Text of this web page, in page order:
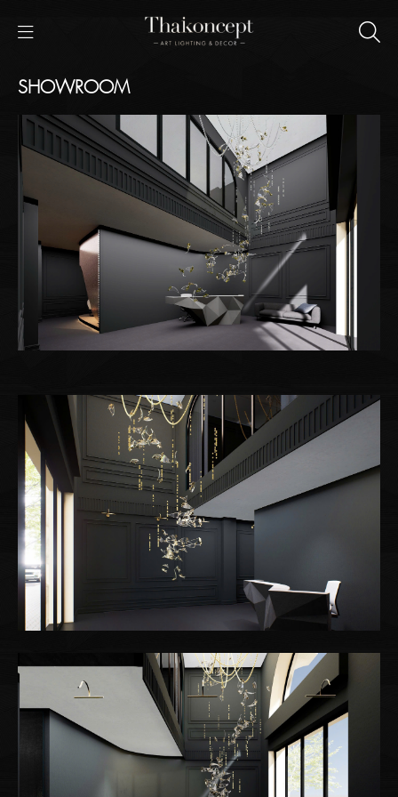
SHOWROOM